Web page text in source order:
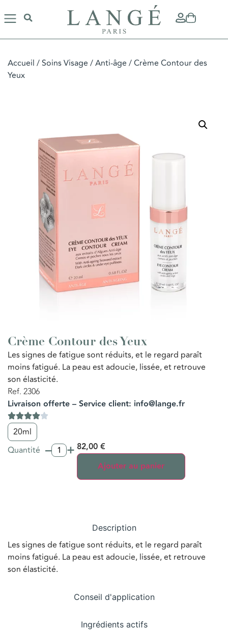
Accueil /Soins Visage /Anti-âge / Crème Contour des
Yeux
Crème Contour des Yeux
Les signes de fatigue sont réduits, et le regard paraît
moins fatigué. La peau est adoucie, lissée, et retrouve
son élasticité.
Ref. 2306
Livraison offerte – Service client: info@lange.fr
20ml
Quantité – + 82,00 €
Ajouter au panier
Description
Conseil d'application
Ingrédients actifs
Les signes de fatigue sont réduits, et le regard paraît
moins fatigué. La peau est adoucie, lissée, et retrouve
son élasticité.